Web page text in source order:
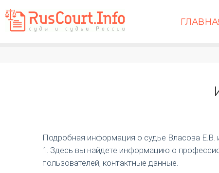
Подробная информация о судье Власова Е.В.
1. Здесь вы найдете информацию о
пользователей, контактные данные.